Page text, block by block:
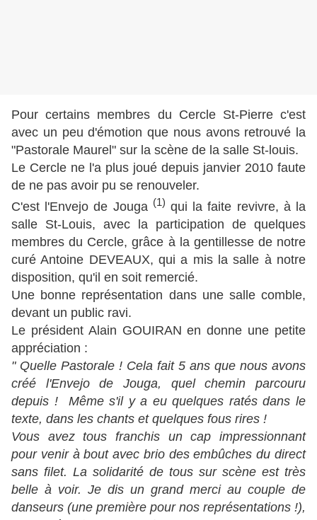
Pour certains membres du Cercle St-Pierre c'est
avec un peu d'émotion que nous avons retrouvé la
"Pastorale Maurel" sur la scène de la salle St-louis.
Le Cercle ne l'a plus joué depuis janvier 2010 faute
de ne pas avoir pu se renouveler.
C'est l'Envejo de Jouga (1) qui la faite revivre, à la
salle St-Louis, avec la participation de quelques
membres du Cercle, grâce à la gentillesse de notre
curé Antoine DEVEAUX, qui a mis la salle à notre
disposition, qu'il en soit remercié.
Une bonne représentation dans une salle comble,
devant un public ravi.
Le président Alain GOUIRAN en donne une petite
appréciation :
" Quelle Pastorale ! Cela fait 5 ans que nous avons
créé l'Envejo de Jouga, quel chemin parcouru
depuis ! Même s'il y a eu quelques ratés dans le
texte, dans les chants et quelques fous rires !
Vous avez tous franchis un cap impressionnant
pour venir à bout avec brio des embûches du direct
sans filet. La solidarité de tous sur scène est très
belle à voir. Je dis un grand merci au couple de
danseurs (une première pour nos représentations !),